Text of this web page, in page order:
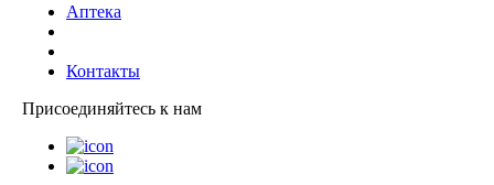
Аптека
Контакты
Присоединяйтесь к нам